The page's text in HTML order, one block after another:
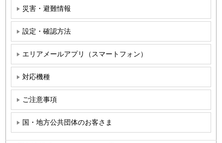
災害・避難情報
設定・確認方法
エリアメールアプリ（スマートフォン）
対応機種
ご注意事項
国・地方公共団体のお客さま